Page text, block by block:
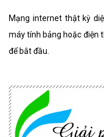
Mạng internet thật kỳ
máy tính bảng hoặc điện
để bắt đầu.